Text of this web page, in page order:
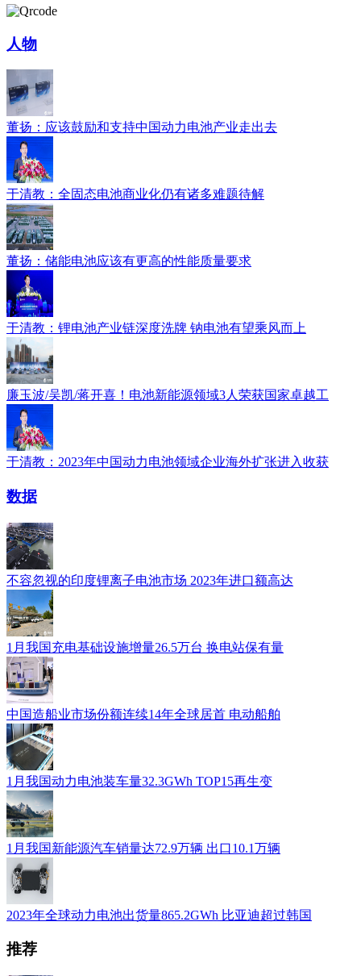
人物
董扬：应该鼓励和支持中国动力电池产业走出去
于清教：全固态电池商业化仍有诸多难题待解
董扬：储能电池应该有更高的性能质量要求
于清教：锂电池产业链深度洗牌 钠电池有望乘风而上
廉玉波/吴凯/蒋开喜！电池新能源领域3人荣获国家卓越工
于清教：2023年中国动力电池领域企业海外扩张进入收获
数据
不容忽视的印度锂离子电池市场 2023年进口额高达
1月我国充电基础设施增量26.5万台 换电站保有量
中国造船业市场份额连续14年全球居首 电动船舶
1月我国动力电池装车量32.3GWh TOP15再生变
1月我国新能源汽车销量达72.9万辆 出口10.1万辆
2023年全球动力电池出货量865.2GWh 比亚迪超过韩国
推荐